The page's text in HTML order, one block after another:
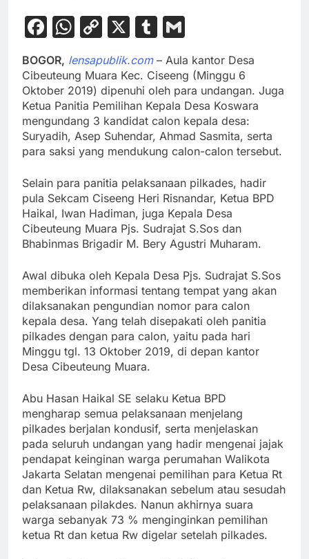
Facebook
WhatsApp
Copy
Link
X Tumblr
BOGOR, lensapublik.com– Aula kantor Desa
Cibeuteung Muara Kec. Ciseeng (Minggu 6
Oktober 2019) dipenuhi oleh para undangan. Juga
Ketua Panitia Pemilihan Kepala Desa Koswara
mengundang 3 kandidat calon kepala desa:
Suryadih, Asep Suhendar, Ahmad Sasmita, serta
para saksi yang mendukung calon-calon tersebut.
Selain para panitia pelaksanaan pilkades, hadir
pula Sekcam Ciseeng Heri Risnandar, Ketua BPD
Haikal, Iwan Hadiman, juga Kepala Desa
Cibeuteung Muara Pjs. Sudrajat S.Sos dan
Bhabinmas Brigadir M. Bery Agustri Muharam.
Awal dibuka oleh Kepala Desa Pjs. Sudrajat S.Sos
memberikan informasi tentang tempat yang akan
dilaksanakan pengundian nomor para calon
kepala desa. Yang telah disepakati oleh panitia
pilkades dengan para calon, yaitu pada hari
Minggu tgl. 13 Oktober 2019, di depan kantor
Desa Cibeuteung Muara.
Abu Hasan Haikal SE selaku Ketua BPD
mengharap semua pelaksanaan menjelang
pilkades berjalan kondusif, serta menjelaskan
pada seluruh undangan yang hadir mengenai jajak
pendapat keinginan warga perumahan Walikota
Jakarta Selatan mengenai pemilihan para Ketua Rt
dan Ketua Rw, dilaksanakan sebelum atau sesudah
pelaksanaan pilakdes. Nanun akhirnya suara
warga sebanyak 73 % menginginkan pemilihan
ketua Rt dan ketua Rw digelar setelah pilkades.